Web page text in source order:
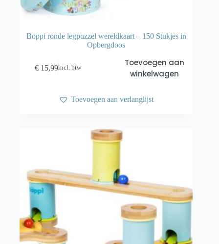
Boppi ronde legpuzzel wereldkaart – 150 Stukjes in
Opbergdoos
€ 15,99incl. btw
Toevoegen aan
winkelwagen
Toevoegen aan verlanglijst